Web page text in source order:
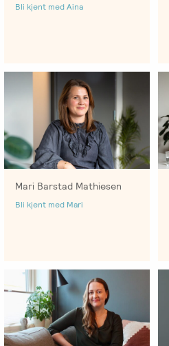
Bli kjent med Aina
Mari Barstad Mathiesen
Bli kjent med Mari